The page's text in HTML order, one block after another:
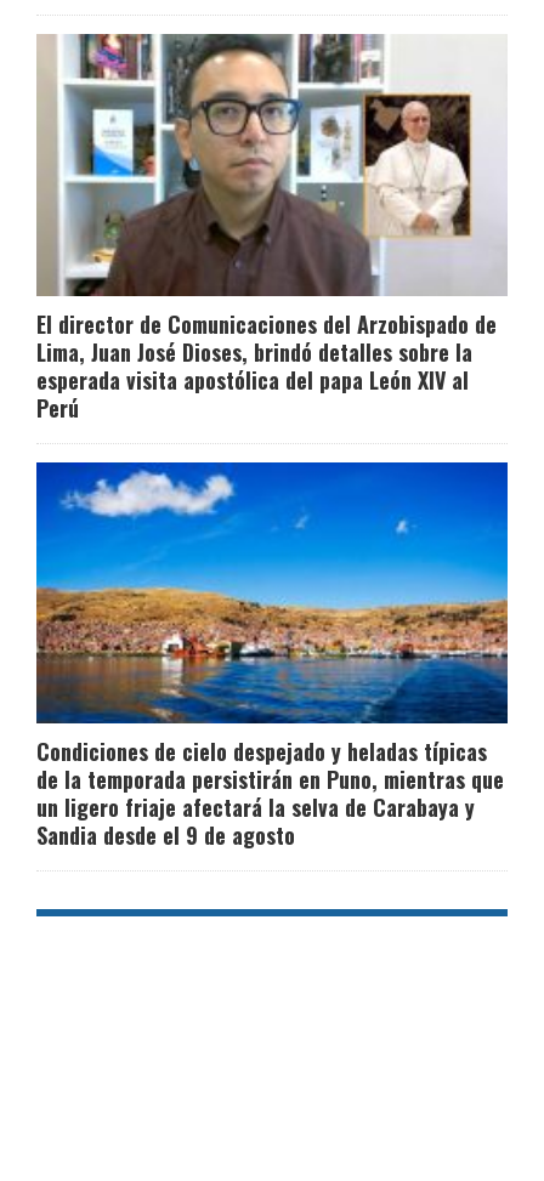
El director de Comunicaciones del Arzobispado de
Lima, Juan José Dioses, brindó detalles sobre la
esperada visita apostólica del papa León XIV al
Perú
Condiciones de cielo despejado y heladas típicas
de la temporada persistirán en Puno, mientras que
un ligero friaje afectará la selva de Carabaya y
Sandia desde el 9 de agosto